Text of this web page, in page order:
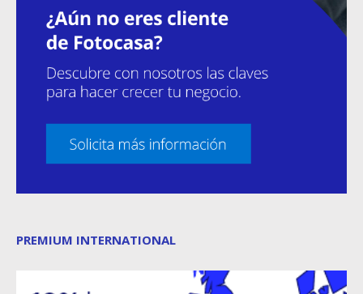
PREMIUM INTERNATIONAL